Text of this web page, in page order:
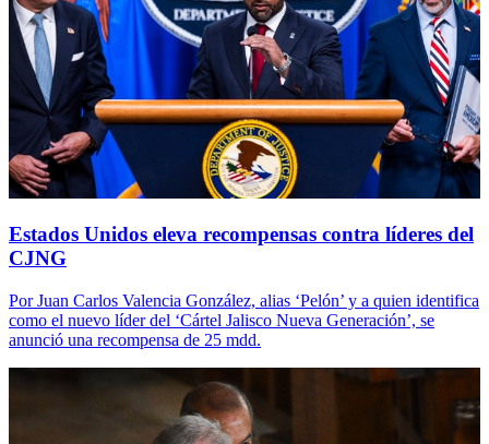
Estados Unidos eleva recompensas contra líderes del
CJNG
Por Juan Carlos Valencia González, alias ‘Pelón’ y a quien identifica
como el nuevo líder del ‘Cártel Jalisco Nueva Generación’, se
anunció una recompensa de 25 mdd.